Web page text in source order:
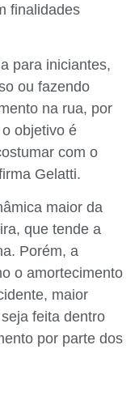
finalidades
para iniciantes,
ou fazendo
na rua, por
objetivo é
com o
Gelatti.
maior da
que tende a
Porém, a
o amortecimento
maior
feita dentro
por parte dos